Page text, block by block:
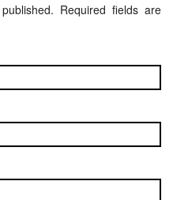
Required fields are